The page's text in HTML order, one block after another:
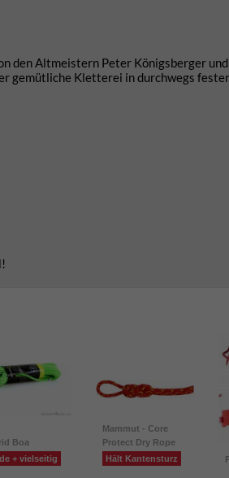
den Altmeistern Peter Königsberger
gemütliche Kletterei in durchwegs
Boa
+ vielseitig
Mammut - Core
Protect Dry Rope
Hält Kantensturz